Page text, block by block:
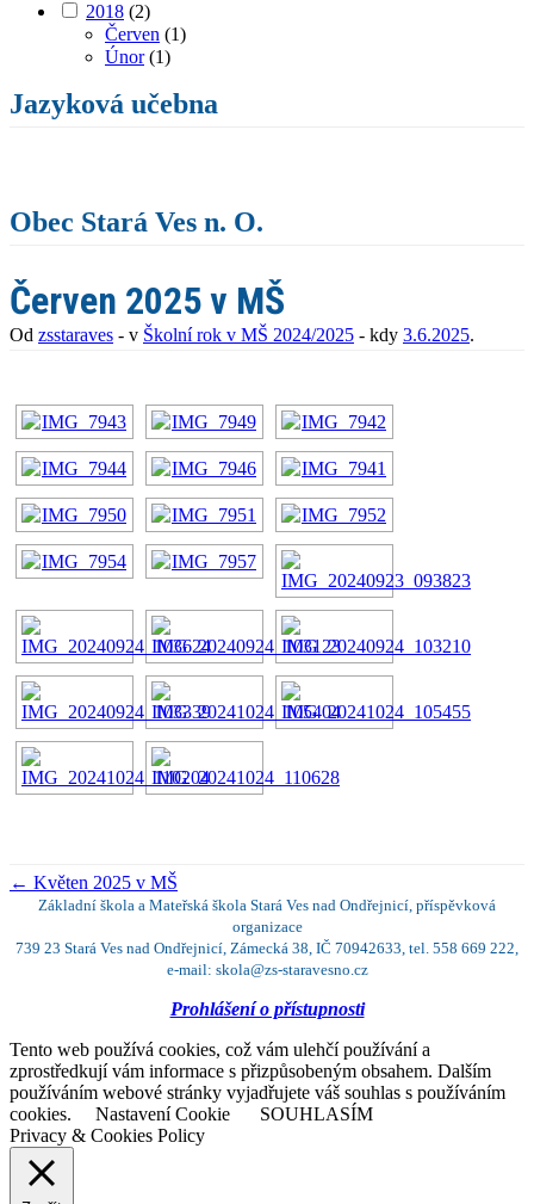
2018 (2)
Červen (1)
Únor(1)
Jazyková učebna
Obec Stará Ves n. O.
Červen 2025 v MŠ
Od zsstaraves - v Školní rok v MŠ 2024/2025 - kdy 3.6.2025.
← Květen 2025 v MŠ
Základní škola a Mateřská škola Stará Ves nad Ondřejnicí, příspěvková
organizace
739 23 Stará Ves nad Ondřejnicí, Zámecká 38, IČ 70942633, tel. 558 669 222,
e-mail: skola@zs-staravesno.cz
Prohlášení o přístupnosti
Tento web používá cookies, což vám ulehčí používání a
zprostředkují vám informace s přizpůsobeným obsahem. Dalším
používáním webové stránky vyjadřujete váš souhlas s používáním
cookies.
Nastavení Cookie
SOUHLASÍM
Privacy & Cookies Policy